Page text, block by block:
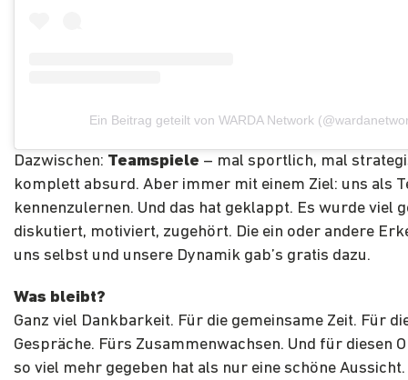
Ein Beitrag geteilt von WARDA Network
Dazwischen: Teamspiele – mal sportlich, mal
komplett absurd. Aber immer mit einem Ziel: uns als
kennenzulernen. Und das hat geklappt. Es wurde viel
diskutiert, motiviert, zugehört. Die ein oder andere
uns selbst und unsere Dynamik gab’s gratis dazu.
Was bleibt?
Ganz viel Dankbarkeit. Für die gemeinsame Zeit. Für
Gespräche. Fürs Zusammenwachsen. Und für diesen
so viel mehr gegeben hat als nur eine schöne Aussicht.